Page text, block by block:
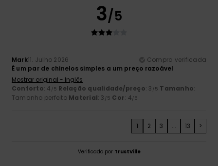
3/5
Mark11. Julho 2026
Compra verificada
É um par de chinelos simples a um preço razoável
Mostrar original - Inglês
Conforto: 4 /5 Relação qualidade/preço: 3 /5 Tamanho:
Tamanho perfeito Material: 3 /5 Cor: 4/5
1 2 3 ... 13 >
Verificado por TrustVille